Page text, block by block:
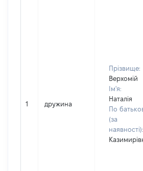
1 дружина
Прізвище:
Верхомій
Ім'я:
Наталія
По
(за
наявності):